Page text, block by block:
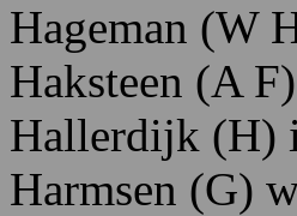
Hageman (W
Haksteen (A F)
Hallerdijk (H)
Harmsen (G)